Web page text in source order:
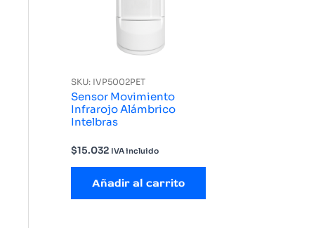
SKU: IVP5002PET
Sensor Movimiento
Infrarojo Alámbrico
Intelbras
$15.032 IVA incluido
Añadir al carrito